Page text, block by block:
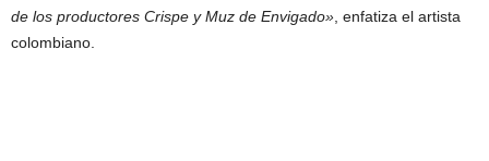
de los productores Crispe y Muz de Envigado» , enfatiza el artista
colombiano.